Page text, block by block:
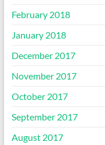
February 2018
January 2018
December 2017
November 2017
October 2017
September 2017
August 2017